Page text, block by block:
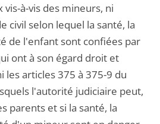
à-vis des mineurs, ni
civil selon lequel la santé, la
de l'enfant sont confiées par
ont à son égard droit et
les articles 375 à 375-9 du
l'autorité judiciaire peut,
parents et si la santé, la